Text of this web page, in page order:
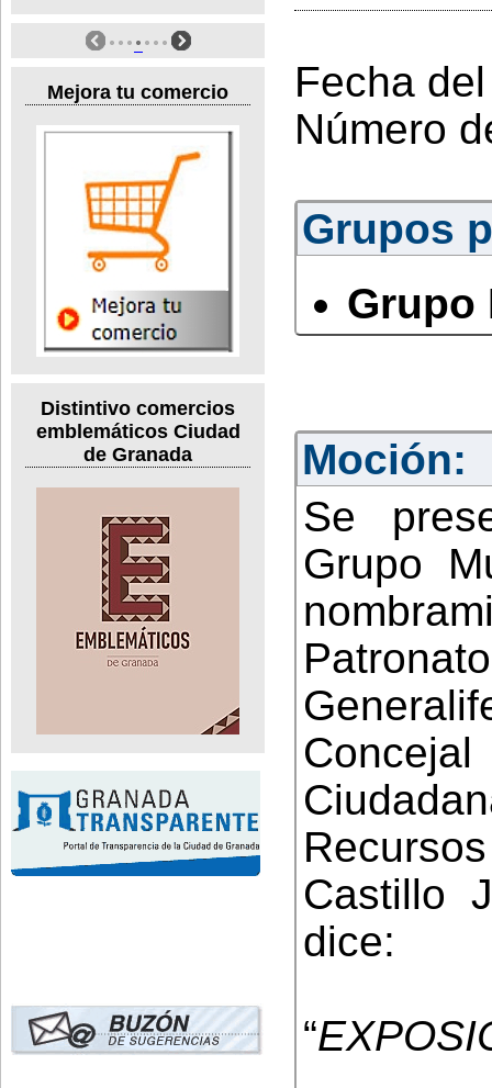
Mejora tu comercio
Distintivo comercios
emblemáticos Ciudad
de Granada
Fecha
Número
Grupos
Grupo
Moción:
Se
Grupo
Castillo
dice:
“